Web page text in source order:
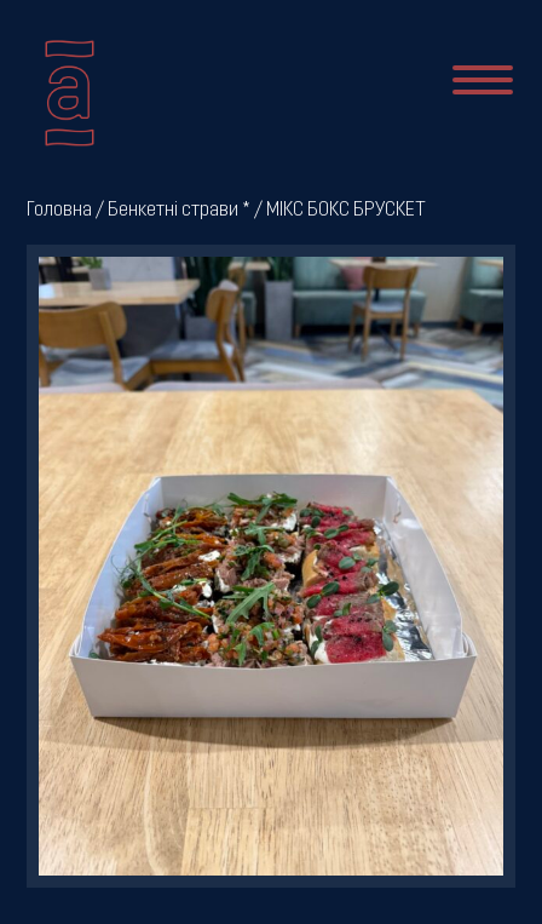
Про
нас
Новини
Меню
Галерея
Резервація
Головна / Бенкетні страви * / МІКС БОКС БРУСКЕТ